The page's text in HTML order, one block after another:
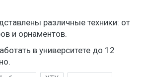
различные техники: от
и орнаментов.
в университете до 12